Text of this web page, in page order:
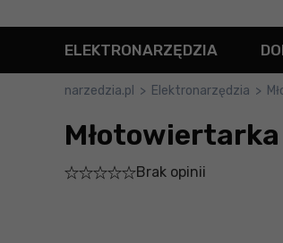
Informacje o produkcie
Do koszyka
Szczegółowe informacje
Stopka
ELEKTRONARZĘDZIA
narzedzia.pl > Elektronarzędzia >
Brak opinii